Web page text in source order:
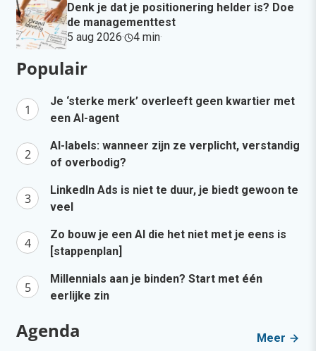
Denk je dat je positionering helder is? Doe
de managementtest
5 aug 2026· 4 min·
Populair
Je ‘sterke merk’ overleeft geen kwartier met
een AI-agent
AI-labels: wanneer zijn ze verplicht, verstandig
of overbodig?
LinkedIn Ads is niet te duur, je biedt gewoon te
veel
Zo bouw je een AI die het niet met je eens is
[stappenplan]
Millennials aan je binden? Start met één
eerlijke zin
Agenda Meer